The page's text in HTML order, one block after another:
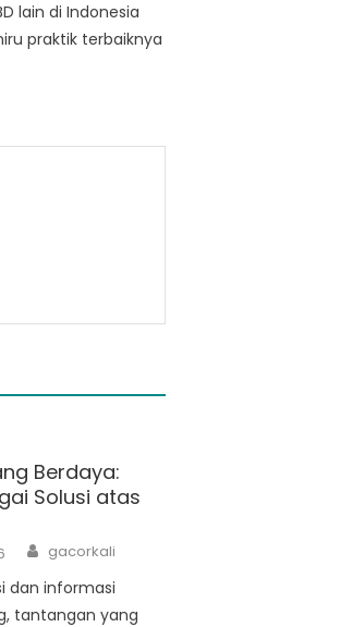
lain di Indonesia
praktik terbaiknya
Berdaya:
Solusi atas
Author
gacorkali
dan informasi
tantangan yang